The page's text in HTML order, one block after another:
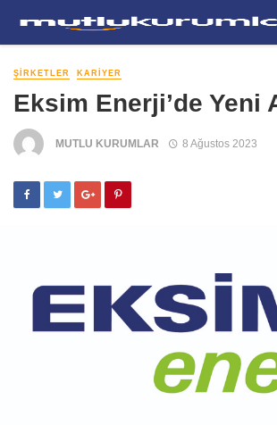
ŞIRKETLER KARIYER
Eksim Enerji’de Yeni
MUTLU KURUMLAR 8 Ağustos 2023